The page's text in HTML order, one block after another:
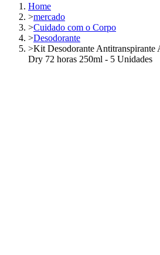
Home
>mercado
>Cuidado com o Corpo
>Desodorante
>Kit Desodorante Antitranspirante
Dry 72 horas 250ml - 5 Unidades